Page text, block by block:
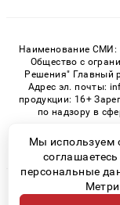
Наименование СМИ:
Общество с
Решения" Главный
Адрес эл. почты:
продукции: 16+
по надзору в
массовых
номер
© 2026
Мы используем
персональные